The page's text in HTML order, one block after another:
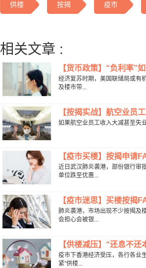
供楼 按揭 疫市
相关文章 :
【货币政策】“负利率”
经济复苏时期，美国联储局或有
及楼市带...
【按揭实战】航空业员
如果航空业员工收入大减甚至失
【疫市买楼】按揭申请
近日武汉肺炎袭港，部份银行审
单位跌至优惠...
【疫市迷思】买楼按揭
肺炎袭港，市场出现不少按揭及
会担心会被银...
【供楼减压】“还息不
疫巿下香港经济受压，各行各业
紧”供楼...